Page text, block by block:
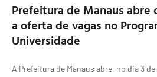
Prefeitura de Manaus abre
a oferta de vagas no
Universidade
A Prefeitura de Manaus abre, no dia 3